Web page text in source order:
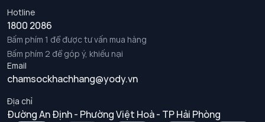
Hotline
1800 2086
Bấm phím 1 để được tư vấn mua hàng
Bấm phím 2 để góp ý, khiếu nại
Email
chamsockhachhang@yody.vn
Địa chỉ
Đường An Định - Phường Việt Hoà - TP Hải Phòng